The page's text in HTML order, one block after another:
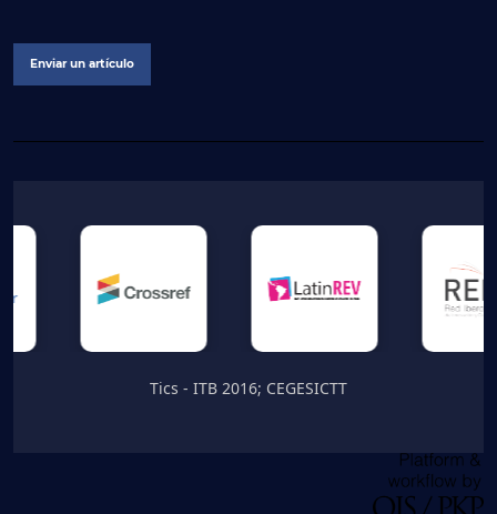
Enviar un artículo
Tics - ITB 2016; CEGESICTT